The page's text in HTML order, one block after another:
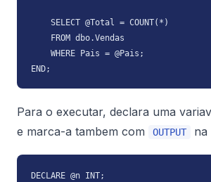
    SELECT @Total = COUNT(*)
    FROM dbo.Vendas
    WHERE Pais = @Pais;
END;
Para o executar, declara uma
e marca-a tambem com
OUTPUT na
DECLARE @n INT;